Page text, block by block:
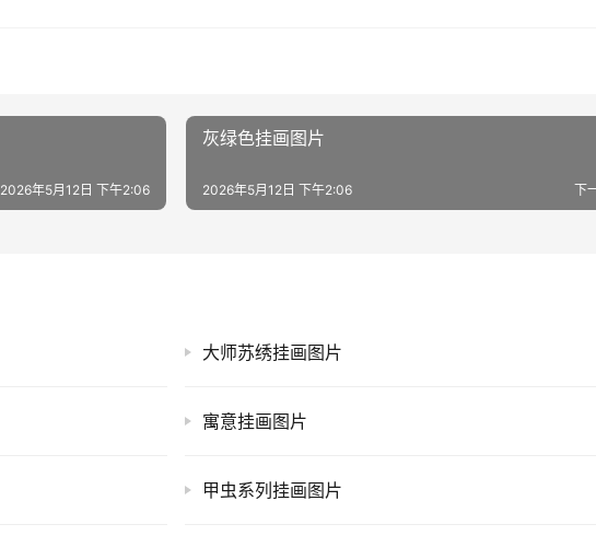
2026年5月12日 下午2:06
灰绿色挂画图片
下
2026年5月12日 下午2:06
大师苏绣挂画图片
寓意挂画图片
甲虫系列挂画图片